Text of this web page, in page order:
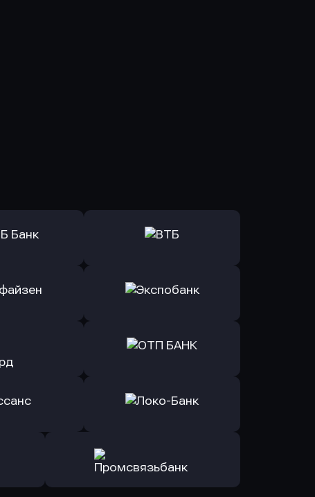
заявку
Банк
Оправить заявку
заявку
Банк
Оправить заявку
заявку
Оправить заявку
заявку
в Локо-Банк